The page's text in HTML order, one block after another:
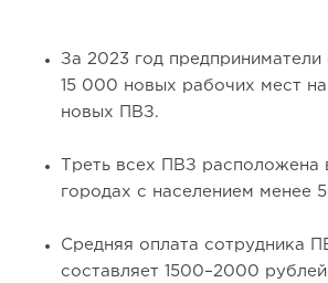
За 2023 год
15 000 новых рабочих мест
новых ПВЗ.
Треть всех ПВЗ расположена
городах с населением менее
Средняя оплата сотрудника
составляет 1500–2000